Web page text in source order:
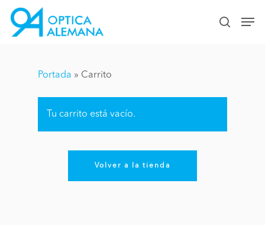
Skip
main
search
Portada » Carrito
Tu carrito está vacío.
Volver a la tienda